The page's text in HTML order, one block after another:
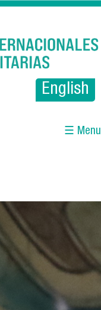
English
☰ Menu